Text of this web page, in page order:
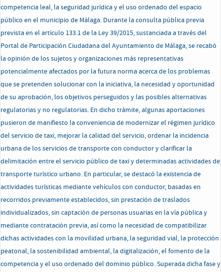
competencia leal, la seguridad jurídica y el uso ordenado del espacio
público en el municipio de Málaga. Durante la consulta pública previa
prevista en el artículo 133.1 de la Ley 39/2015, sustanciada a través del
Portal de Participación Ciudadana del Ayuntamiento de Málaga, se recabó
la opinión de los sujetos y organizaciones más representativas
potencialmente afectados por la futura norma acerca de los problemas
que se pretenden solucionar con la iniciativa, la necesidad y oportunidad
de su aprobación, los objetivos perseguidos y las posibles alternativas
regulatorias y no regulatorias. En dicho trámite, algunas aportaciones
pusieron de manifiesto la conveniencia de modernizar el régimen jurídico
del servicio de taxi, mejorar la calidad del servicio, ordenar la incidencia
urbana de los servicios de transporte con conductor y clarificar la
delimitación entre el servicio público de taxi y determinadas actividades de
transporte turístico urbano. En particular, se destacó la existencia de
actividades turísticas mediante vehículos con conductor, basadas en
recorridos previamente establecidos, sin prestación de traslados
individualizados, sin captación de personas usuarias en la vía pública y
mediante contratación previa, así como la necesidad de compatibilizar
dichas actividades con la movilidad urbana, la seguridad vial, la protección
peatonal, la sostenibilidad ambiental, la digitalización, el fomento de la
competencia y el uso ordenado del dominio público. Superada dicha fase y